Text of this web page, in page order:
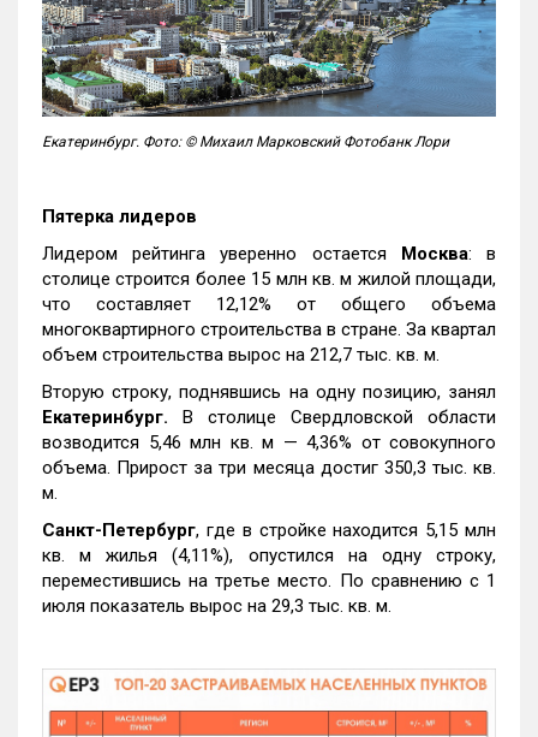
Екатеринбург. Фото: © Михаил Марковский Фотобанк Лори
Пятерка лидеров
Лидером рейтинга уверенно остается Москва: в
столице строится более 15 млн кв. м жилой площади,
что составляет 12,12% от общего объема
многоквартирного строительства в стране. За квартал
объем строительства вырос на 212,7 тыс. кв. м.
Вторую строку, поднявшись на одну позицию, занял
Екатеринбург. В столице Свердловской области
возводится 5,46 млн кв. м — 4,36% от совокупного
объема. Прирост за три месяца достиг 350,3 тыс. кв.
м.
Санкт-Петербург, где в стройке находится 5,15 млн
кв. м жилья (4,11%), опустился на одну строку,
переместившись на третье место. По сравнению с 1
июля показатель вырос на 29,3 тыс. кв. м.